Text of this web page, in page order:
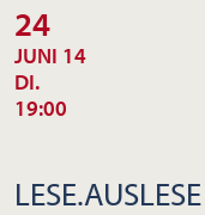
24
JUNI 14
DI.
19:00
LESE.AUSLESE